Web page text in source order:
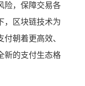
险，保障交易各
，区块链技术为
朝着更高效、
新的支付生态格